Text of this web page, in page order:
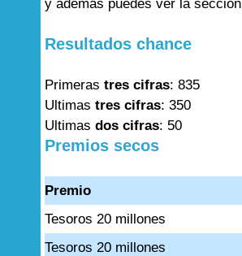
y además puedes ver la
Resultados chance
Primeras tres cifras: 835
Ultimas tres cifras: 350
Ultimas dos cifras: 50
Premios secos
Premio
Tesoros 20 millones
Tesoros 20 millones